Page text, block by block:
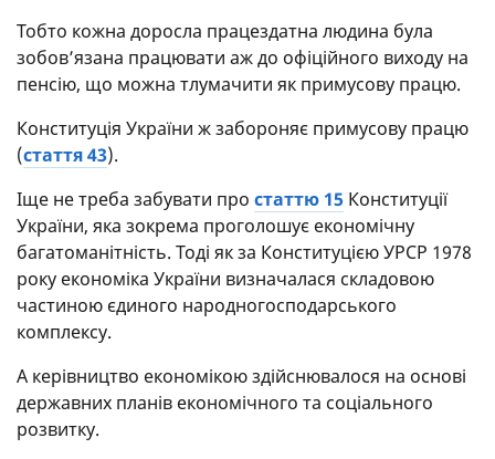
Тобто кожна доросла працездатна людина була
зобов’язана працювати аж до офіційного виходу на
пенсію, що можна тлумачити як примусову працю.
Конституція України ж забороняє примусову працю
(стаття 43).
Іще не треба забувати про статтю 15 Конституції
України, яка зокрема проголошує економічну
багатоманітність. Тоді як за Конституцією УРСР 1978
року економіка України визначалася складовою
частиною єдиного народногосподарського
комплексу.
А керівництво економікою здійснювалося на основі
державних планів економічного та соціального
розвитку.